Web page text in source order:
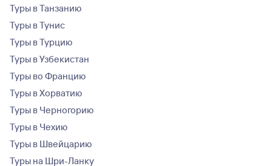
Туры в Танзанию
Туры в Тунис
Туры в Турцию
Туры в Узбекистан
Туры во Францию
Туры в Хорватию
Туры в Черногорию
Туры в Чехию
Туры в Швейцарию
Туры на Шри-Ланку